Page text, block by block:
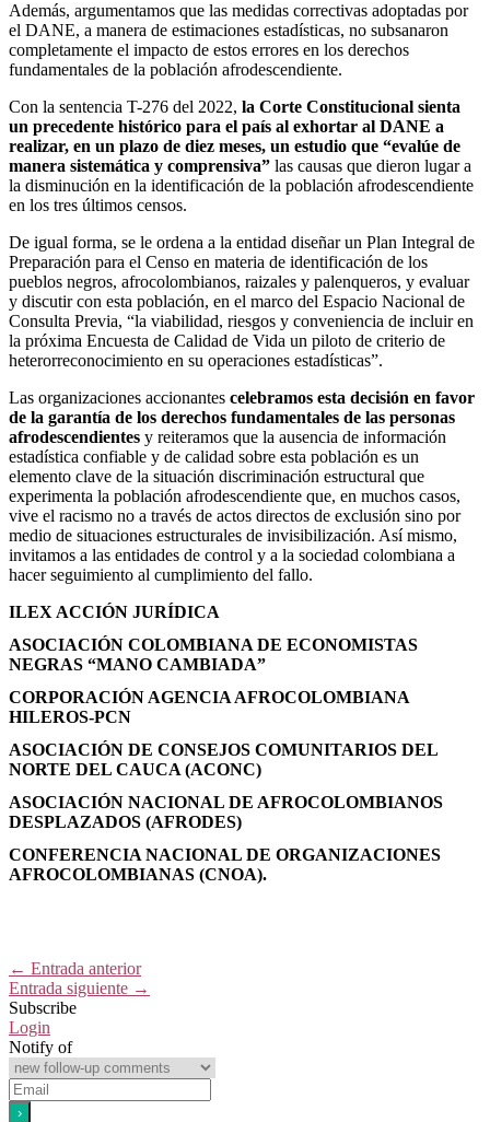
Además, argumentamos que las medidas correctivas adoptadas por
el DANE, a manera de estimaciones estadísticas, no subsanaron
completamente el impacto de estos errores en los derechos
fundamentales de la población afrodescendiente.
Con la sentencia T-276 del 2022, la Corte Constitucional sienta
un precedente histórico para el país al exhortar al DANE a
realizar, en un plazo de diez meses, un estudio que “evalúe de
manera sistemática y comprensiva” las causas que dieron lugar a
la disminución en la identificación de la población afrodescendiente
en los tres últimos censos.
De igual forma, se le ordena a la entidad diseñar un Plan Integral de
Preparación para el Censo en materia de identificación de los
pueblos negros, afrocolombianos, raizales y palenqueros, y evaluar
y discutir con esta población, en el marco del Espacio Nacional de
Consulta Previa, “la viabilidad, riesgos y conveniencia de incluir en
la próxima Encuesta de Calidad de Vida un piloto de criterio de
heterorreconocimiento en su operaciones estadísticas”.
Las organizaciones accionantes celebramos esta decisión en favor
de la garantía de los derechos fundamentales de las personas
afrodescendientes y reiteramos que la ausencia de información
estadística confiable y de calidad sobre esta población es un
elemento clave de la situación discriminación estructural que
experimenta la población afrodescendiente que, en muchos casos,
vive el racismo no a través de actos directos de exclusión sino por
medio de situaciones estructurales de invisibilización. Así mismo,
invitamos a las entidades de control y a la sociedad colombiana a
hacer seguimiento al cumplimiento del fallo.
ILEX ACCIÓN JURÍDICA
ASOCIACIÓN COLOMBIANA DE ECONOMISTAS
NEGRAS “MANO CAMBIADA”
CORPORACIÓN AGENCIA AFROCOLOMBIANA
HILEROS-PCN
ASOCIACIÓN DE CONSEJOS COMUNITARIOS DEL
NORTE DEL CAUCA (ACONC)
ASOCIACIÓN NACIONAL DE AFROCOLOMBIANOS
DESPLAZADOS (AFRODES)
CONFERENCIA NACIONAL DE ORGANIZACIONES
AFROCOLOMBIANAS (CNOA).
← Entrada anterior
Entrada siguiente →
Subscribe
Login
Notify of